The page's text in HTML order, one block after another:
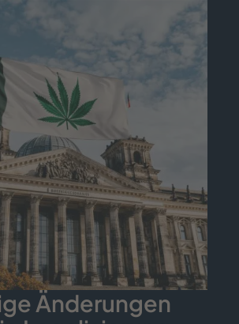
Änderungen